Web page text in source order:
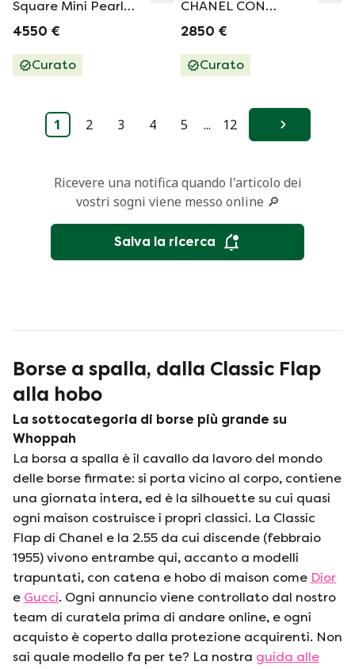
Square Mini Pearl
Crush
4550 €
Curato
CHANEL CON
CATENA
2850 €
Curato
1 2 3 4 5 ... 12 Avanti
Ricevere una notifica quando l'articolo dei
vostri sogni viene messo online 🔎
Salva la ricerca
Borse a spalla, dalla Classic Flap
alla hobo
La sottocategoria di borse più grande su
Whoppah
La borsa a spalla è il cavallo da lavoro del mondo
delle borse firmate: si porta vicino al corpo, contiene
una giornata intera, ed è la silhouette su cui quasi
ogni maison costruisce i propri classici. La Classic
Flap di Chanel e la 2.55 da cui discende (febbraio
1955) vivono entrambe qui, accanto a modelli
trapuntati, con catena e hobo di maison come Dior
e Gucci. Ogni annuncio viene controllato dal nostro
team di curatela prima di andare online, e ogni
acquisto è coperto dalla protezione acquirenti. Non
sai quale modello fa per te? La nostra guida alle